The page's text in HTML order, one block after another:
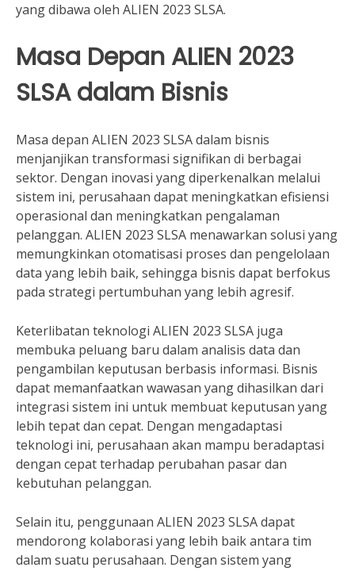
yang dibawa oleh ALIEN 2023 SLSA.
Masa Depan ALIEN 2023
SLSA dalam Bisnis
Masa depan ALIEN 2023 SLSA dalam bisnis
menjanjikan transformasi signifikan di berbagai
sektor. Dengan inovasi yang diperkenalkan melalui
sistem ini, perusahaan dapat meningkatkan efisiensi
operasional dan meningkatkan pengalaman
pelanggan. ALIEN 2023 SLSA menawarkan solusi yang
memungkinkan otomatisasi proses dan pengelolaan
data yang lebih baik, sehingga bisnis dapat berfokus
pada strategi pertumbuhan yang lebih agresif.
Keterlibatan teknologi ALIEN 2023 SLSA juga
membuka peluang baru dalam analisis data dan
pengambilan keputusan berbasis informasi. Bisnis
dapat memanfaatkan wawasan yang dihasilkan dari
integrasi sistem ini untuk membuat keputusan yang
lebih tepat dan cepat. Dengan mengadaptasi
teknologi ini, perusahaan akan mampu beradaptasi
dengan cepat terhadap perubahan pasar dan
kebutuhan pelanggan.
Selain itu, penggunaan ALIEN 2023 SLSA dapat
mendorong kolaborasi yang lebih baik antara tim
dalam suatu perusahaan. Dengan sistem yang